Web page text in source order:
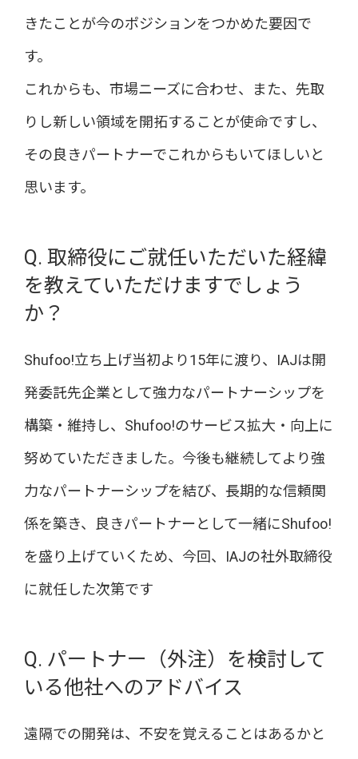
きたことが今のポジションをつかめた要因で
す。
これからも、市場ニーズに合わせ、また、先取
りし新しい領域を開拓することが使命ですし、
その良きパートナーでこれからもいてほしいと
思います。
Q. 取締役にご就任いただいた経緯
を教えていただけますでしょう
か？
Shufoo!立ち上げ当初より15年に渡り、IAJは開
発委託先企業として強力なパートナーシップを
構築・維持し、Shufoo!のサービス拡大・向上に
努めていただきました。今後も継続してより強
力なパートナーシップを結び、長期的な信頼関
係を築き、良きパートナーとして一緒にShufoo!
を盛り上げていくため、今回、IAJの社外取締役
に就任した次第です
Q. パートナー（外注）を検討して
いる他社へのアドバイス
遠隔での開発は、不安を覚えることはあるかと